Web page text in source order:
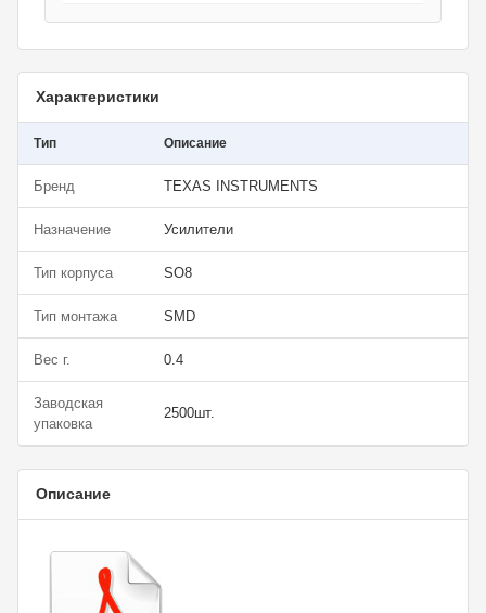
Характеристики
Тип Описание
Бренд TEXAS INSTRUMENTS
Назначение Усилители
Тип корпуса SO8
Тип монтажа SMD
Вес г. 0.4
Заводская
упаковка
2500шт.
Описание